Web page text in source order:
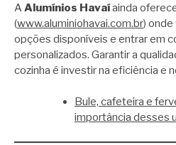
AAlumínios Havaíainda
(www.aluminiohavai.com.br)
opções disponíveis e entrar em
personalizados. Garantir a
cozinha é investir na eficiência e
Bule, cafeteira e
importância desses